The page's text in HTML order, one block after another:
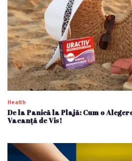
Health
De la Panică la Plajă: Cum o
Vacanță de Vis!